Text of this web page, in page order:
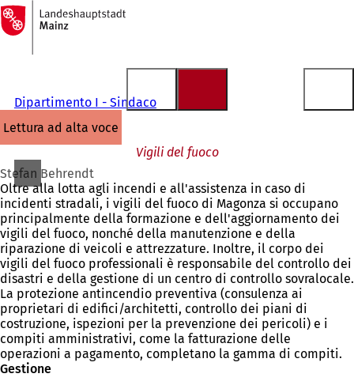
Vai al contenuto
Alla
pagina
iniziale
Dipartimento I - Sindaco
lettura ad alta voce
Vigili del fuoco
Stefan Behrendt
Oltre alla lotta agli incendi e all'assistenza in caso di
incidenti stradali, i vigili del fuoco di Magonza si occupano
principalmente della formazione e dell'aggiornamento dei
vigili del fuoco, nonché della manutenzione e della
riparazione di veicoli e attrezzature. Inoltre, il corpo dei
vigili del fuoco professionali è responsabile del controllo dei
disastri e della gestione di un centro di controllo sovralocale.
La protezione antincendio preventiva (consulenza ai
proprietari di edifici/architetti, controllo dei piani di
costruzione, ispezioni per la prevenzione dei pericoli) e i
compiti amministrativi, come la fatturazione delle
operazioni a pagamento, completano la gamma di compiti.
Gestione